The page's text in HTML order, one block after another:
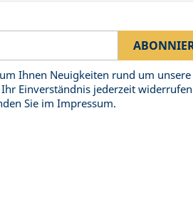
Ihnen Neuigkeiten rund um unsere
Einverständnis jederzeit
Sie im Impressum.